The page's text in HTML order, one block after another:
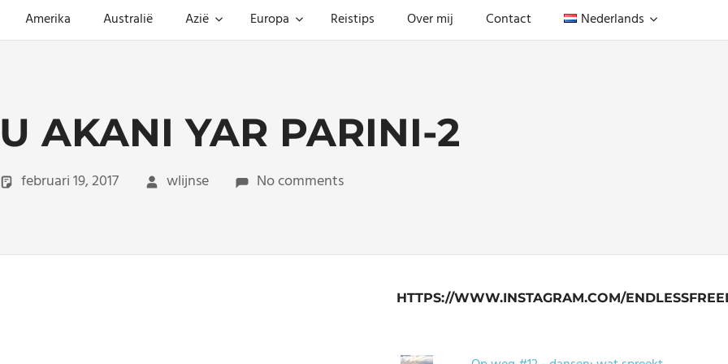
Amerika Australië Azië Europa Reistips Over mij Contact Nederlands
AKANI YAR PARINI-2
februari 19, 2017 wlijnse No comments
HTTPS://WWW.INSTAGRAM.COM/